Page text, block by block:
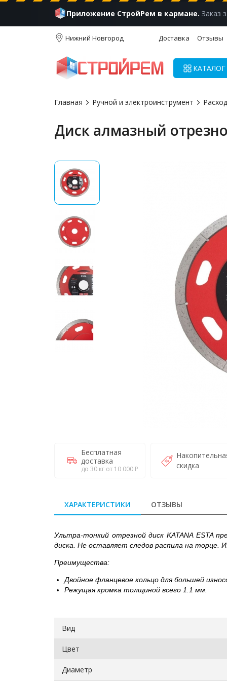
Приложение СтройРем в кармане. Заказ
Нижний Новгород Доставка Отзывы
Главная Ручной и электроинструмент
Диск алмазный
Бесплатная
доставка
до 30 кг от 10 000 Р
скидка
ХАРАКТЕРИСТИКИ ОТЗЫВЫ
Ультра-тонкий отрезной диск KATANA ESTA
диска. Не оставляет следов распила на торце.
Преимущества:
Двойное фланцевое кольцо для большей
Режущая кромка толщиной всего 1.1 мм.
Вид
Цвет
Диаметр